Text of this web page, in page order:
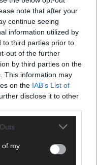
note that after your
continue seeing
information utilized by
to third parties prior to
out of the further
by third parties on the
This information may
on the IAB’s List of
disclose it to other
of my